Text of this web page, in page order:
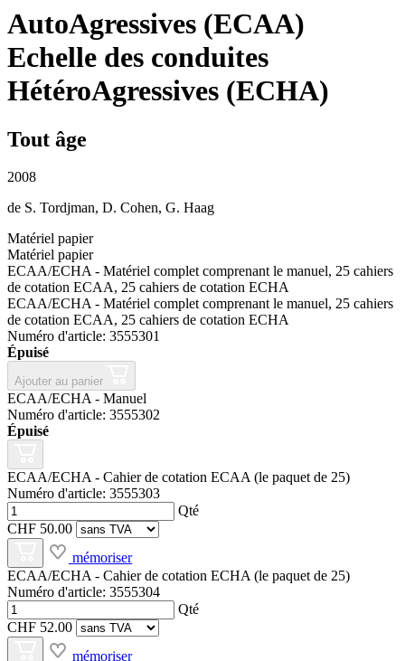
AutoAgressives (ECAA)
Echelle des conduites
HétéroAgressives (ECHA)
Tout âge
2008
de S. Tordjman, D. Cohen, G. Haag
Matériel papier
Matériel papier
ECAA/ECHA - Matériel complet comprenant le manuel, 25 cahiers
de cotation ECAA, 25 cahiers de cotation ECHA
ECAA/ECHA - Matériel complet comprenant le manuel, 25 cahiers
de cotation ECAA, 25 cahiers de cotation ECHA
Numéro d'article: 3555301
Épuisé
Ajouter au panier
ECAA/ECHA - Manuel
Numéro d'article: 3555302
Épuisé
ECAA/ECHA - Cahier de cotation ECAA (le paquet de 25)
Numéro d'article: 3555303
Qté
CHF 50.00
mémoriser
ECAA/ECHA - Cahier de cotation ECHA (le paquet de 25)
Numéro d'article: 3555304
Qté
CHF 52.00
mémoriser